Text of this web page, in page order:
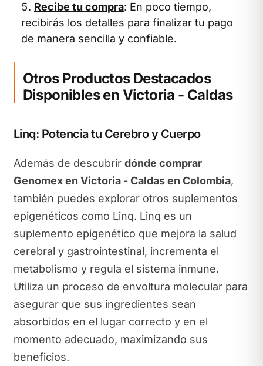
Recibe tu compra: En poco tiempo,
recibirás los detalles para finalizar tu pago
de manera sencilla y confiable.
Otros Productos Destacados
Disponibles en Victoria - Caldas
Linq: Potencia tu Cerebro y Cuerpo
Además de descubrir dónde comprar
Genomex en Victoria - Caldas en Colombia,
también puedes explorar otros suplementos
epigenéticos como Linq. Linq es un
suplemento epigenético que mejora la salud
cerebral y gastrointestinal, incrementa el
metabolismo y regula el sistema inmune.
Utiliza un proceso de envoltura molecular para
asegurar que sus ingredientes sean
absorbidos en el lugar correcto y en el
momento adecuado, maximizando sus
beneficios.